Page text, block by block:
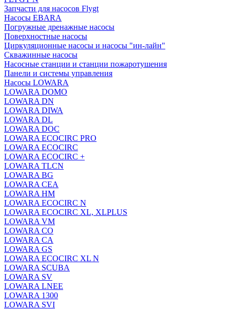
Запчасти для насосов Flygt
Насосы EBARA
Погружные дренажные насосы
Поверхностные насосы
Циркуляционные насосы и насосы "ин-лайн"
Скважинные насосы
Насосные станции и станции пожаротушения
Панели и системы управления
Насосы LOWARA
LOWARA DOMO
LOWARA DN
LOWARA DIWA
LOWARA DL
LOWARA DOC
LOWARA ECOCIRC PRO
LOWARA ECOCIRC
LOWARA ECOCIRC +
LOWARA TLCN
LOWARA BG
LOWARA CEA
LOWARA HM
LOWARA ECOCIRC N
LOWARA ECOCIRC XL, XLPLUS
LOWARA VM
LOWARA CO
LOWARA CA
LOWARA GS
LOWARA ECOCIRC XL N
LOWARA SCUBA
LOWARA SV
LOWARA LNEE
LOWARA 1300
LOWARA SVI